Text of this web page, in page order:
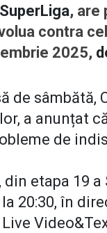
SuperLiga, are
contra
2025,
de sâmbătă,
a anunțat
de
, din etapa 19
20:30, în